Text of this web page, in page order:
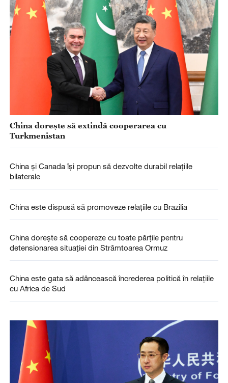
China dorește să extindă cooperarea cu
Turkmenistan
China și Canada își propun să dezvolte durabil relațiile
bilaterale
China este dispusă să promoveze relațiile cu Brazilia
China dorește să coopereze cu toate părțile pentru
detensionarea situației din Strâmtoarea Ormuz
China este gata să adâncească încrederea politică în relațiile
cu Africa de Sud